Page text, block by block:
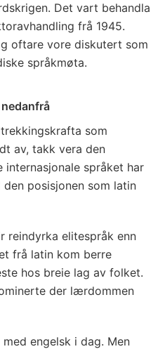
Det vart behandla
frå 1945.
oftare vore diskutert som
språkmøta.
som
av, takk vera den
språket har
posisjonen som latin
reindyrka elitespråk enn
frå latin kom berre
hos breie lag av folket.
der lærdommen
engelsk i dag. Men